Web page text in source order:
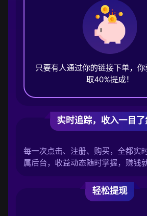
只要有人通过你的链接下单，
取40%提成！
实时追踪，收入一目了
每一次点击、注册、购买，全都实
属后台，收益动态随时掌握，赚钱
轻松提现